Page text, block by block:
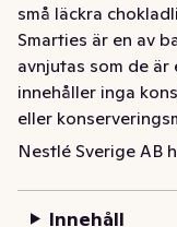
små läckra
Smarties är en av
avnjutas som de är
innehåller inga
eller
SMARTIES
Nestlé Sverige AB
Innehåll